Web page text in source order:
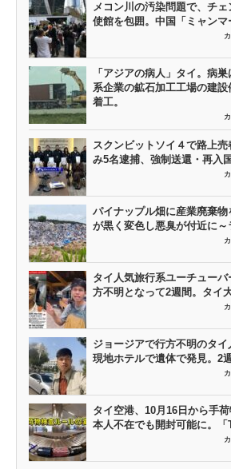
メコン川の汚染問題で、チ
使館を包囲。中国「ミャンマ
「アジアの病人」タイ。病
系企業の鉱石加工工場の建
着工。
スクンビットソイ４で路上
み5名逮捕、強制送還・再入
パイナップル畑に産業廃棄
が黒く変色し悪臭が付近に～
タイ人気旅行系ユーチュー
方不明となって2週間。タイ
ジョージアで行方不明のタイ
現地ホテルで遺体で発見。2
タイ空港、10月16日から手荷
本人不在でも開封可能に。「